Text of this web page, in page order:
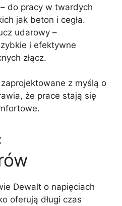
do pracy w twardych
jak beton i cegła.
udarowy –
i efektywne
złącz.
z myślą o
że prace stają się
Dewalt o napięciach
oferują długi czas